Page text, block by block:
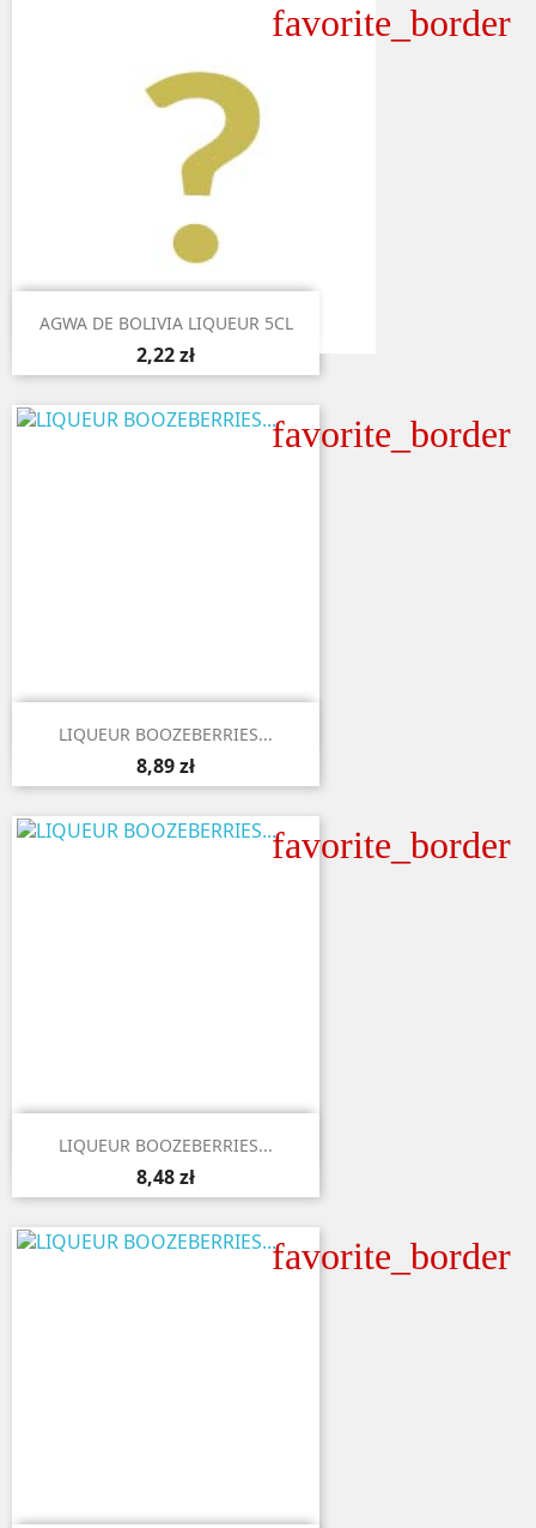
favorite_border
 Aperçu rapide
AGWA DE BOLIVIA LIQUEUR 5CL
2,22 zł
favorite_border
 Aperçu rapide
LIQUEUR BOOZEBERRIES...
8,89 zł
favorite_border
 Aperçu rapide
LIQUEUR BOOZEBERRIES...
8,48 zł
favorite_border